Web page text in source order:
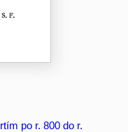
po r. 800 do r.